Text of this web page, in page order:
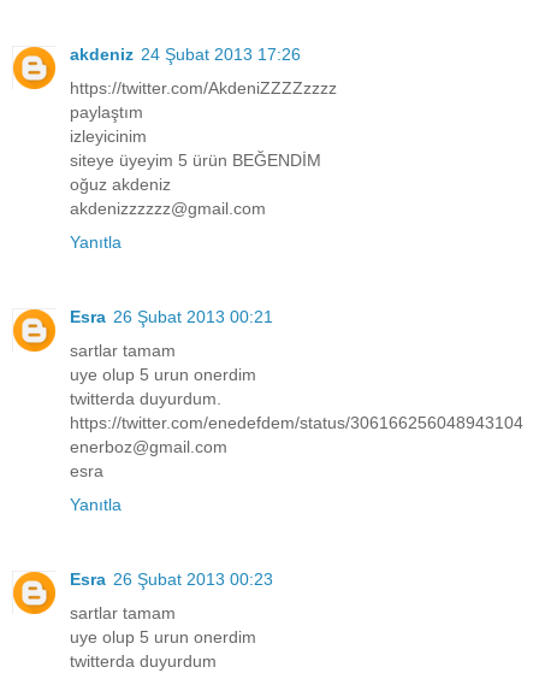
akdeniz 24 Şubat 2013 17:26
https://twitter.com/AkdeniZZZZzzzz
paylaştım
izleyicinim
siteye üyeyim 5 ürün BEĞENDİM
oğuz akdeniz
akdenizzzzzz@gmail.com
Yanıtla
Esra 26 Şubat 2013 00:21
sartlar tamam
uye olup 5 urun onerdim
twitterda duyurdum.
https://twitter.com/enedefdem/status/306166256048943104
enerboz@gmail.com
esra
Yanıtla
Esra 26 Şubat 2013 00:23
sartlar tamam
uye olup 5 urun onerdim
twitterda duyurdum